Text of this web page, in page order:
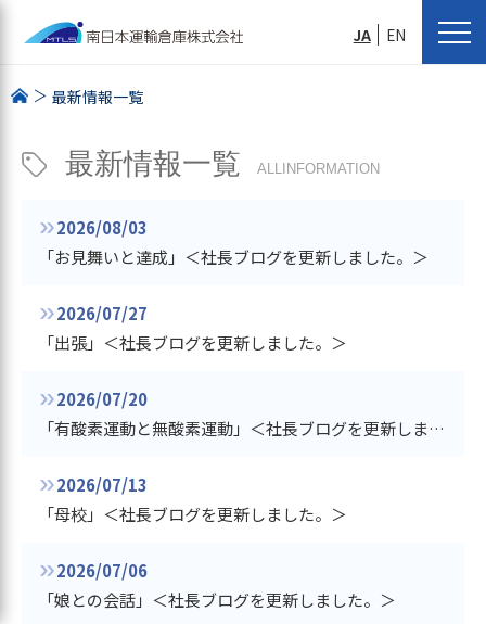
JA EN
最新情報一覧
最新情報一覧 ALLINFORMATION
2026/08/03
「お見舞いと達成」＜社長ブログを更新しました。＞
2026/07/27
「出張」＜社長ブログを更新しました。＞
2026/07/20
「有酸素運動と無酸素運動」＜社長ブログを更新しました。＞
2026/07/13
「母校」＜社長ブログを更新しました。＞
2026/07/06
「娘との会話」＜社長ブログを更新しました。＞